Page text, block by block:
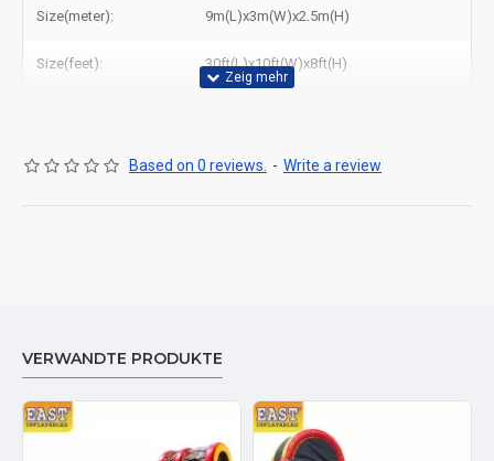
Size(meter): 9m(L)x3m(W)x2.5m(H)
Size(feet): 30ft(L)x10ft(W)x8ft(H)
Based on 0 reviews. - Write a review
VERWANDTE PRODUKTE